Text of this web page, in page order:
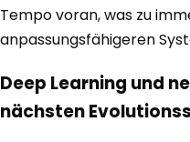
Tempo voran, was zu
anpassungsfähigeren
Deep Learning und
nächsten